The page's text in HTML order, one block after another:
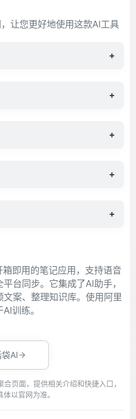
让您更好地使用这款AI工具
+
+
+
+
+
即用的笔记应用，支持语音
台同步。它集成了AI助手，
案、整理知识库。使用阿里
训练。
AI
合页面，提供相关介绍和快捷入口，
以官网为准。